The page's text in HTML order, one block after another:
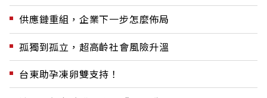
供應鏈重組，企業下一步怎麼佈局
孤獨到孤立，超高齡社會風險升溫
台東助孕凍卵雙支持！